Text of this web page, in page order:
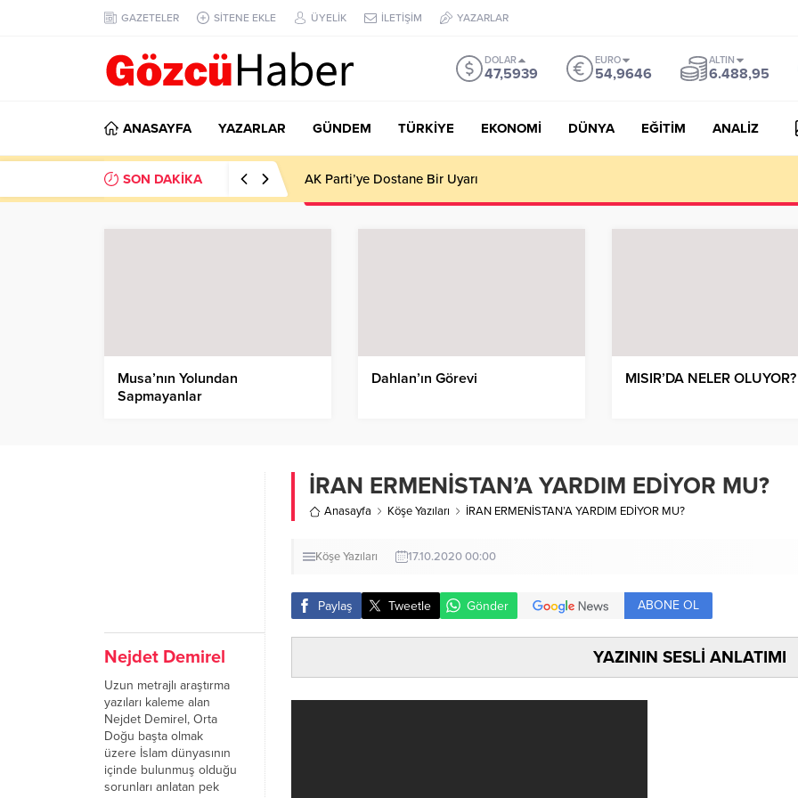
GAZETELER SİTENE EKLE ÜYELİK İLETİŞİM YAZARLAR
DOLAR
47,5939
EURO
54,9646
ALTIN
6.488,95
ANASAYFA YAZARLAR GÜNDEM TÜRKİYE EKONOMİ DÜNYA EĞİTİM ANALİZ
SON DAKİKA AK Parti’ye Dostane Bir Uyarı
Musa’nın Yolundan
Sapmayanlar
Dahlan’ın Görevi MISIR’DA NELER OLUYOR?
Nejdet Demirel
Uzun metrajlı araştırma
yazıları kaleme alan
Nejdet Demirel, Orta
Doğu başta olmak
üzere İslam dünyasının
içinde bulunmuş olduğu
sorunları anlatan pek
İRAN ERMENİSTAN’A YARDIM EDİYOR MU?
Anasayfa Köşe Yazıları İRAN ERMENİSTAN’A YARDIM EDİYOR MU?
Köşe Yazıları 17.10.2020 00:00
Paylaş Tweetle Gönder ABONE OL
YAZININ SESLİ ANLATIMI